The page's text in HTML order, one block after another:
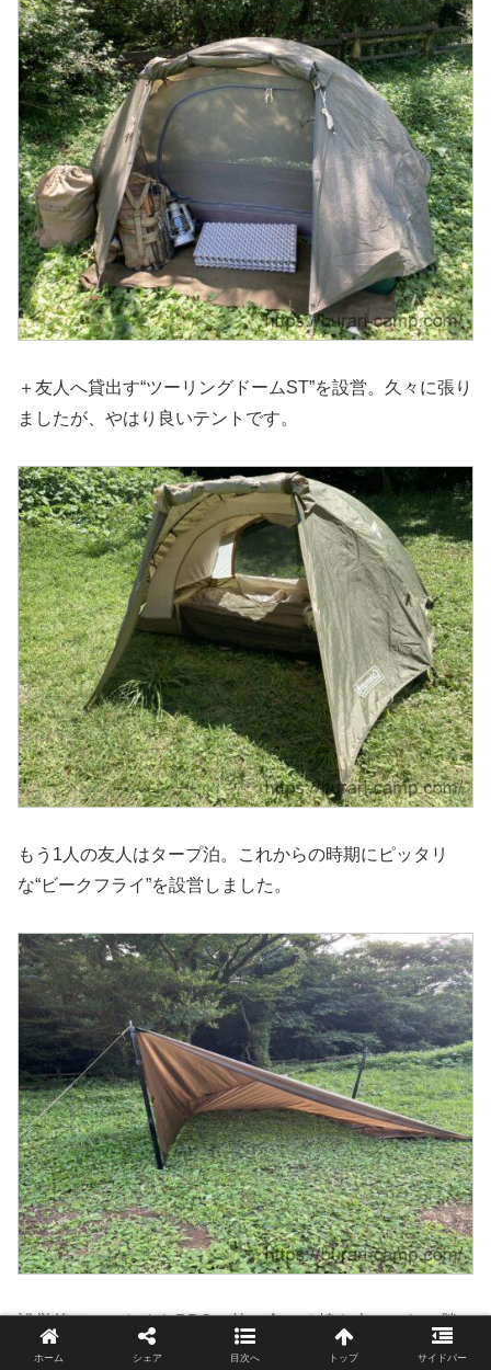
＋友人へ貸出す“ツーリングドームST”を設営。久々に張り
ましたが、やはり良いテントです。
もう1人の友人はタープ泊。これからの時期にピッタリ
な“ビークフライ”を設営しました。
設営後は、ひたすらBBQ。外で食べる焼き肉。これに勝
る物はありません。
ホーム シェア 目次へ トップ サイドバー